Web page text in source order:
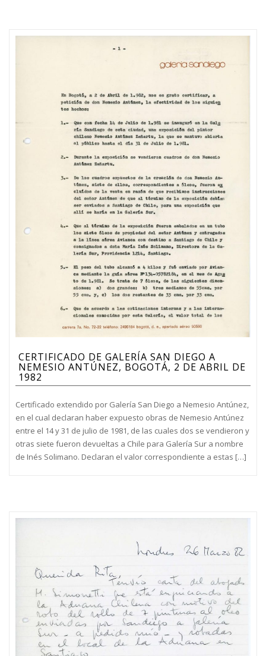
CERTIFICADO DE GALERÍA SAN DIEGO A
NEMESIO ANTÚNEZ, BOGOTÁ, 2 DE ABRIL DE
1982
Certificado extendido por Galería San Diego a Nemesio Antúnez,
en el cual declaran haber expuesto obras de Nemesio Antúnez
entre el 14 y 31 de julio de 1981, de las cuales dos se vendieron y
otras siete fueron devueltas a Chile para Galería Sur a nombre
de Inés Solimano. Declaran el valor correspondiente a estas […]